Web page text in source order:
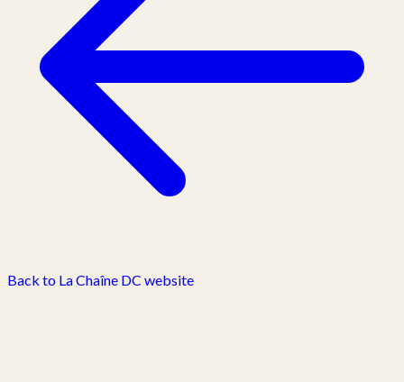
Back to La Chaîne DC website